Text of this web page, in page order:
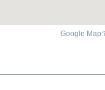
Google Map